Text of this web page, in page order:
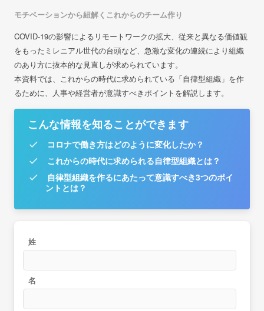
モチベーションから紐解くこれからのチーム作り
COVID-19の影響によるリモートワークの拡大、従来と異なる価値観
をもったミレニアル世代の台頭など、急激な変化の連続により組織
のあり方に抜本的な見直しが求められています。
本資料では、これからの時代に求められている「自律型組織」を作
るために、人事や経営者が意識すべきポイントを解説します。
こんな情報を知ることができます
コロナで働き方はどのように変化したか？
これからの時代に求められる自律型組織とは？
自律型組織を作るにあたって意識すべき3つのポイ
ントとは？
姓
名